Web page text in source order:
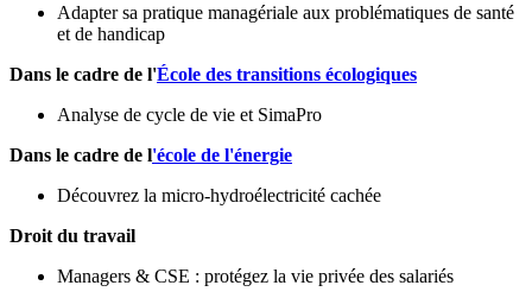
Adapter sa pratique managériale aux problématiques de santé
et de handicap
Dans le cadre de l'École des transitions écologiques
Analyse de cycle de vie et SimaPro
Dans le cadre de l'école de l'énergie
Découvrez la micro-hydroélectricité cachée
Droit du travail
Managers & CSE : protégez la vie privée des salariés